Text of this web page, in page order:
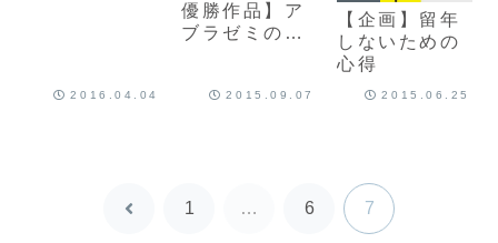
2016.04.04
優勝作品】ア
ブラゼミの天
2015.09.07
【企画】留年
しないための
心得
2015.06.25
前
1 … 6 7